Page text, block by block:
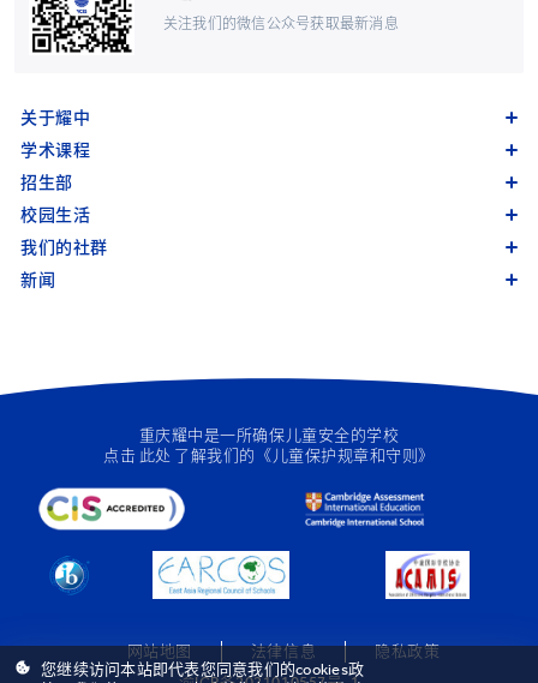
关注我们的微信公众号获取最新消息
关于耀中
学术课程
招生部
校园生活
我们的社群
新闻
重庆耀中是一所确保儿童安全的学校
点击 此处 了解我们的《儿童保护规章和守则》
网站地图 法律信息
隐私政策
您继续访问本站即代表您同意我们的cookies政